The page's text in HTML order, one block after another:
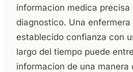
informacion medica precisa
diagnostico. Una
establecido confianza con
largo del tiempo puede
informacion de una manera